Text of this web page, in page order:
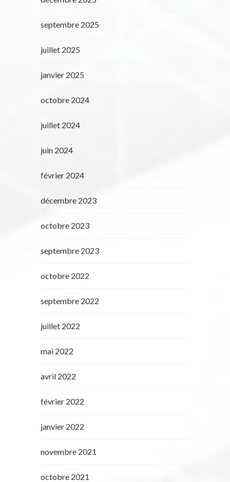
septembre 2025
juillet 2025
janvier 2025
octobre 2024
juillet 2024
juin 2024
février 2024
décembre 2023
octobre 2023
septembre 2023
octobre 2022
septembre 2022
juillet 2022
mai 2022
avril 2022
février 2022
janvier 2022
novembre 2021
octobre 2021